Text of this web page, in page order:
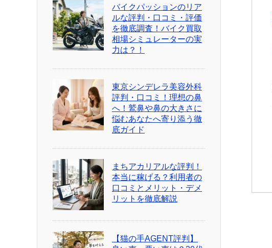
バイクパッションのリア
ルな評判・口コミ・評価
を徹底調査！バイク買取
相場シミュレーターの実
力は？！
東京シンデレラ美容外科
評判・口コミ！理想の鼻
へ！鷲鼻や鼻の大きさに
悩むあなたへ寄り添う徹
底ガイド
まちアカリアルな評判！
本当に稼げる？利用者の
口コミとメリット・デメ
リットを徹底解説
【猫の手AGENT評判】